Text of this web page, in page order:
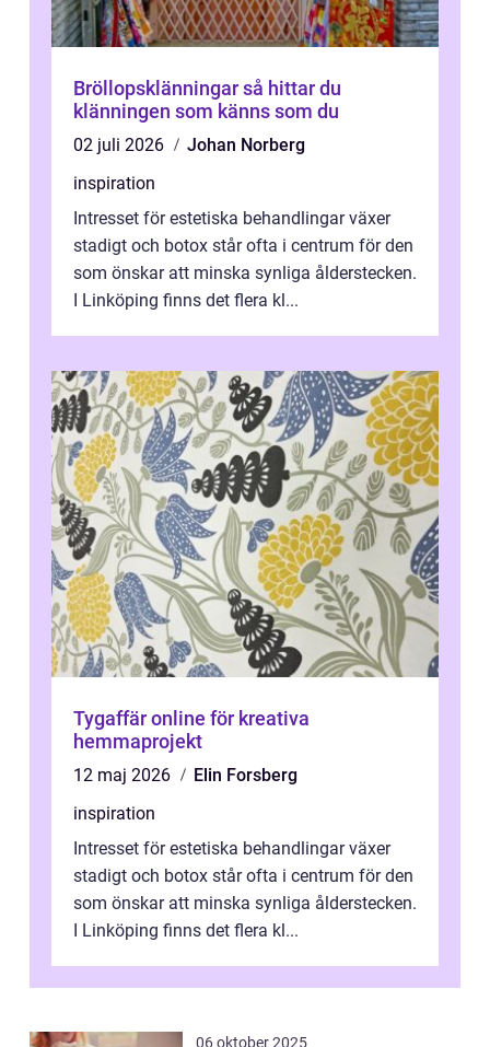
Bröllopsklänningar så hittar du
klänningen som känns som du
02 juli 2026
Johan Norberg
inspiration
Intresset för estetiska behandlingar växer
stadigt och botox står ofta i centrum för den
som önskar att minska synliga ålderstecken.
I Linköping finns det flera kl...
Tygaffär online för kreativa
hemmaprojekt
12 maj 2026
Elin Forsberg
inspiration
Intresset för estetiska behandlingar växer
stadigt och botox står ofta i centrum för den
som önskar att minska synliga ålderstecken.
I Linköping finns det flera kl...
06 oktober 2025